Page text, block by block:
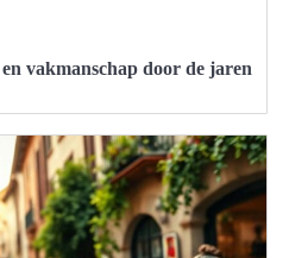
vakmanschap door de jaren